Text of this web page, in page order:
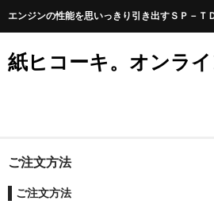
エンジンの性能を思いっきり引き出すＳＰ－Ｔ
紙ヒコーキ。オンラ
コッキーネット
ＳＰ－ＴＤＣ
ご注文方法
ご注文方法